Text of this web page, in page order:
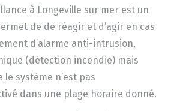
à Longeville sur mer est un
de de réagir et d’agir en cas
d’alarme anti-intrusion,
(détection incendie) mais
le système n’est pas
dans une plage horaire donné.